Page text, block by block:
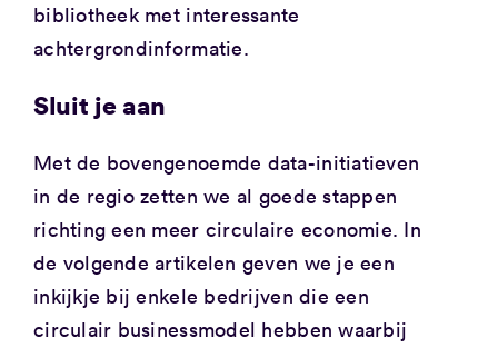
bibliotheek met interessante
achtergrondinformatie.
Sluit je aan
Met de bovengenoemde data-initiatieven
in de regio zetten we al goede stappen
richting een meer circulaire economie. In
de volgende artikelen geven we je een
inkijkje bij enkele bedrijven die een
circulair businessmodel hebben waarbij